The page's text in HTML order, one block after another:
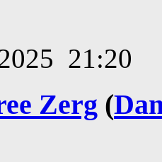
21:20
Zerg (